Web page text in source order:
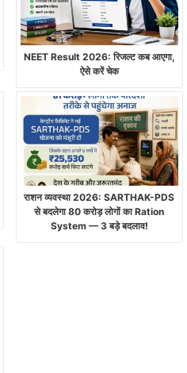
NEET Result 2026: रिजल्ट कब आएगा,
ऐसे करें चेक
राशन व्यवस्था 2026: SARTHAK-PDS
से बदलेगा 80 करोड़ लोगों का Ration
System — 3 बड़े बदलाव!